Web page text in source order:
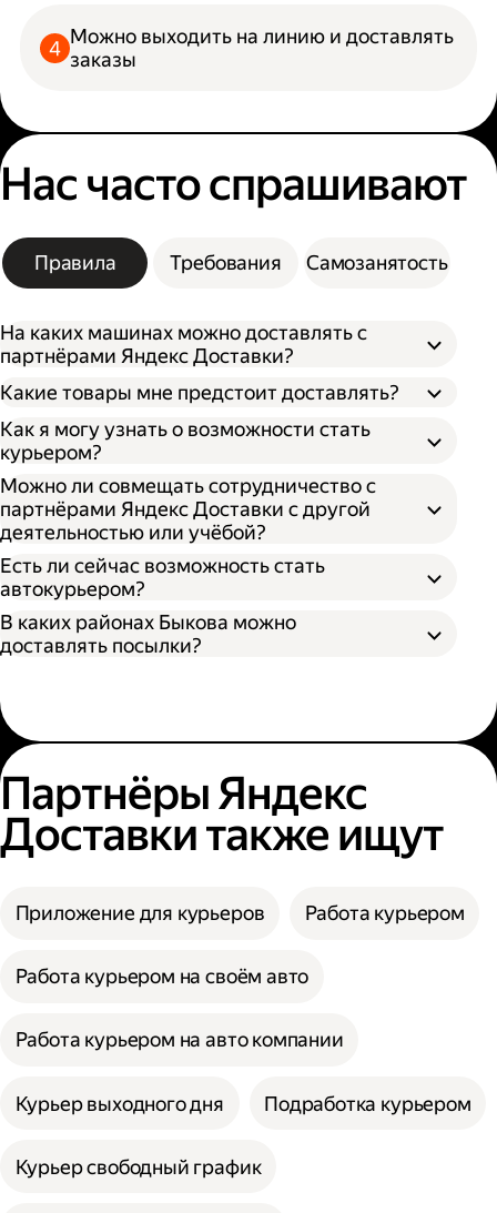
Можно выходить на линию и доставлять
заказы
Нас часто спрашивают
Правила Требования Самозанятость
На каких машинах можно доставлять с
партнёрами Яндекс Доставки?
Какие товары мне предстоит доставлять?
Как я могу узнать о возможности стать
курьером?
Можно ли совмещать сотрудничество с
партнёрами Яндекс Доставки с другой
деятельностью или учёбой?
Есть ли сейчас возможность стать
автокурьером?
В каких районах Быкова можно
доставлять посылки?
Партнёры Яндекс
Доставки также ищут
Приложение для курьеров Работа курьером
Работа курьером на своём авто
Работа курьером на авто компании
Курьер выходного дня Подработка курьером
Курьер свободный график